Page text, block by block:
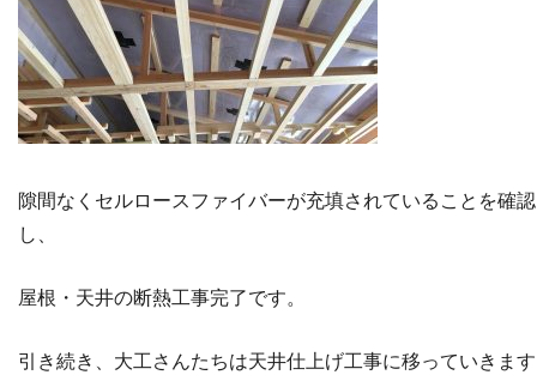
隙間なくセルロースファイバーが充填されていることを確認
し、
屋根・天井の断熱工事完了です。
引き続き、大工さんたちは天井仕上げ工事に移っていきま